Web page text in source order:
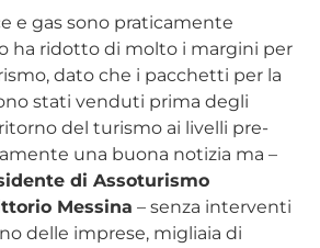
e gas sono praticamente
ha ridotto di molto i margini per
dato che i pacchetti per la
stati venduti prima degli
del turismo ai livelli pre-
una buona notizia ma –
di Assoturismo
Messina – senza interventi
delle imprese, migliaia di